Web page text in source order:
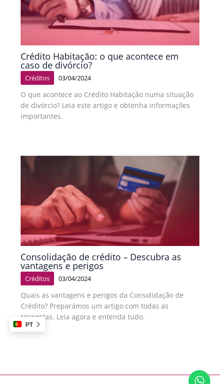
Crédito Habitação: o que acontece em
caso de divórcio?
Créditos 03/04/2024
O que acontece ao Crédito Habitação numa situação
de divórcio? Leia este artigo e obtenha informações
importantes.
Consolidação de crédito – Descubra as
vantagens e perigos
Créditos 03/04/2024
Quais as vantagens e perigos da Consolidação de
Crédito? Preparámos um artigo com todas as
respostas. Leia agora e entenda tudo.
PT